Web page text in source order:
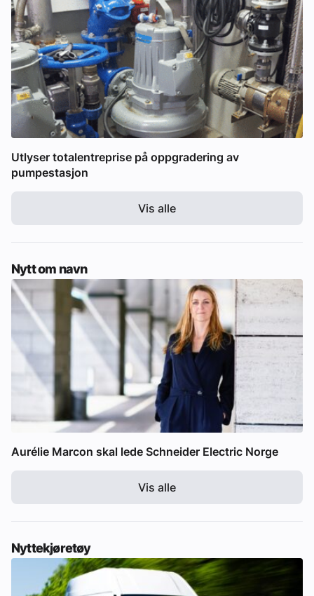
Utlyser totalentreprise på oppgradering av
pumpestasjon
Vis alle
Nytt om navn
Aurélie Marcon skal lede Schneider Electric Norge
Vis alle
Nyttekjøretøy